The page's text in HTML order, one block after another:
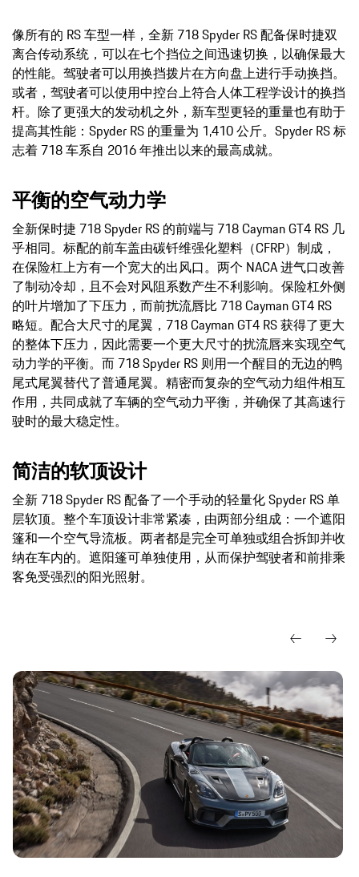
像所有的 RS 车型一样，全新 718 Spyder RS 配备保时捷双
离合传动系统，可以在七个挡位之间迅速切换，以确保最大
的性能。驾驶者可以用换挡拨片在方向盘上进行手动换挡。
或者，驾驶者可以使用中控台上符合人体工程学设计的换挡
杆。除了更强大的发动机之外，新车型更轻的重量也有助于
提高其性能：Spyder RS 的重量为 1,410 公斤。Spyder RS 标
志着 718 车系自 2016 年推出以来的最高成就。
平衡的空气动力学
全新保时捷 718 Spyder RS 的前端与 718 Cayman GT4 RS 几
乎相同。标配的前车盖由碳钎维强化塑料（CFRP）制成，
在保险杠上方有一个宽大的出风口。两个 NACA 进气口改善
了制动冷却，且不会对风阻系数产生不利影响。保险杠外侧
的叶片增加了下压力，而前扰流唇比 718 Cayman GT4 RS
略短。配合大尺寸的尾翼，718 Cayman GT4 RS 获得了更大
的整体下压力，因此需要一个更大尺寸的扰流唇来实现空气
动力学的平衡。而 718 Spyder RS 则用一个醒目的无边的鸭
尾式尾翼替代了普通尾翼。精密而复杂的空气动力组件相互
作用，共同成就了车辆的空气动力平衡，并确保了其高速行
驶时的最大稳定性。
简洁的软顶设计
全新 718 Spyder RS 配备了一个手动的轻量化 Spyder RS 单
层软顶。整个车顶设计非常紧凑，由两部分组成：一个遮阳
篷和一个空气导流板。两者都是完全可单独或组合拆卸并收
纳在车内的。遮阳篷可单独使用，从而保护驾驶者和前排乘
客免受强烈的阳光照射。